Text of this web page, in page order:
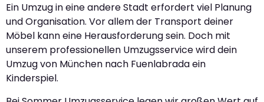
Ein Umzug in eine andere Stadt erfordert viel Planung
und Organisation. Vor allem der Transport deiner
Möbel kann eine Herausforderung sein. Doch mit
unserem professionellen Umzugsservice wird dein
Umzug von München nach Fuenlabrada ein
Kinderspiel.